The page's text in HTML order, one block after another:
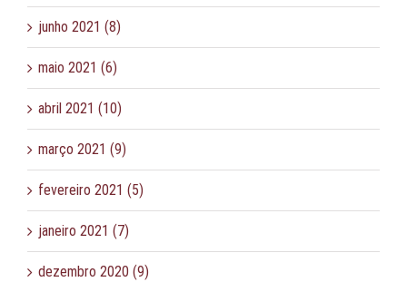
junho 2021 (8)
maio 2021 (6)
abril 2021 (10)
março 2021 (9)
fevereiro 2021 (5)
janeiro 2021 (7)
dezembro 2020 (9)